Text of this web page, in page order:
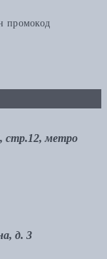
промокод
стр.12, метро
д. 3